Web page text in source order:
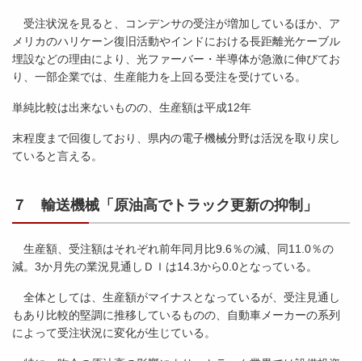
受注状況を見ると、コンデンサの受注が増加しているほか、ア
メリカのハリケーン復旧活動やインドにおける長距離光ケーブル
埋設などの理由により、光ファーバー・半導体が急激に伸びてお
り、一部企業では、生産能力を上回る受注を受けている。
単純比較は出来ないものの、生産額は平成12年
末程度まで回復しており、県内の電子機械分野は活況を取り戻し
ていると言える。
７ 輸送機械「原油高でトラック更新の抑制」
生産額、受注額はそれぞれ前年同月比9.6％の減、同11.0％の
減。3か月先の業況見通しＤＩは14.3から0.0となっている。
全体としては、生産額がマイナスとなっているが、受注見通し
もあり比較的堅調に推移しているものの、自動車メーカーの系列
によって受注状況に変化が生じている。